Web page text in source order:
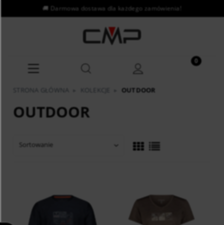
OUTDOOR
KOLEKCJE OUTDOOR